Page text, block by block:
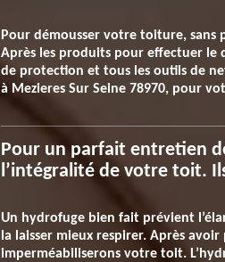
Pour démousser votre toiture, sans
Après les produits pour effectuer le
de protection et tous les outils de
à Mezieres Sur Seine 78970, pour
Pour un parfait entretien
l’intégralité de votre toit.
Un hydrofuge bien fait prévient
la laisser mieux respirer. Après
imperméabiliserons votre toit.